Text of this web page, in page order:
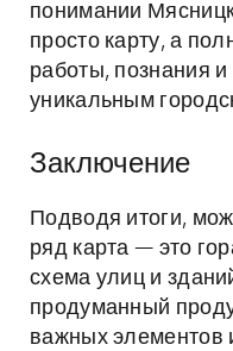
понимании
просто карту, а
работы, познания
уникальным
Заключение
Подводя итоги,
ряд карта — это
схема улиц и
продуманный
важных элементов